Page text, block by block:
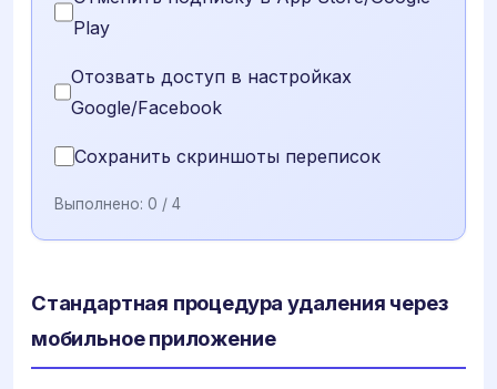
Play
Отозвать доступ в настройках
Google/Facebook
Сохранить скриншоты переписок
Выполнено: 0 / 4
Стандартная процедура удаления через
мобильное приложение